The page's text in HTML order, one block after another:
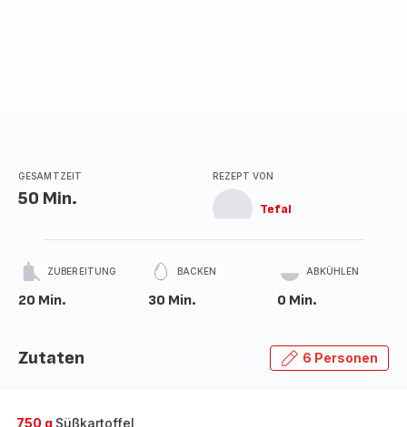
GESAMTZEIT
50 Min.
REZEPT VON
Tefal
ZUBEREITUNG
20 Min.
BACKEN
30 Min.
ABKÜHLEN
0 Min.
Zutaten 6 Personen
750 g Süßkartoffel